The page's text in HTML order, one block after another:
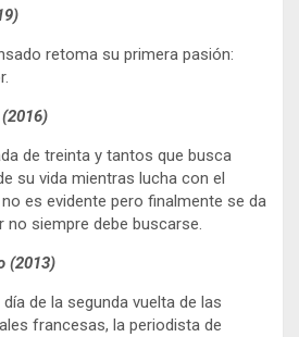
retoma su primera pasión:
de treinta y tantos que busca
su vida mientras lucha con el
es evidente pero finalmente se da
no siempre debe buscarse.
(2013)
de la segunda vuelta de las
francesas, la periodista de